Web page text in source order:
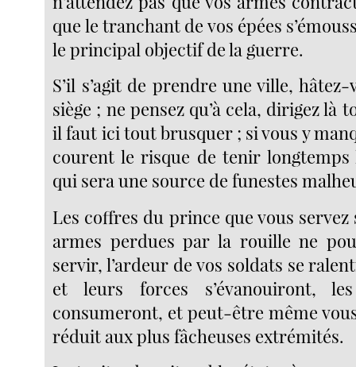
que le tranchant de vos épées
le principal objectif de la guerre.
S’il s’agit de prendre une ville, hâtez-
siège ; ne pensez qu’à cela, dirigez là
il faut ici tout brusquer ; si vous y
courent le risque de tenir longtemps
qui sera une source de funestes
Les coffres du prince que vous servez
armes perdues par la rouille ne
servir, l’ardeur de vos soldats se
et leurs forces s’évanouiront,
consumeront, et peut-être même
réduit aux plus fâcheuses extrémités.